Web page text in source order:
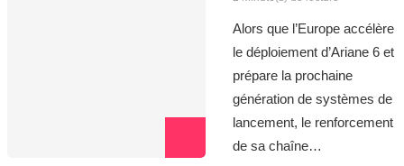
Alors que l’Europe accélère
le déploiement d’Ariane 6 et
prépare la prochaine
génération de systèmes de
lancement, le renforcement
de sa chaîne…